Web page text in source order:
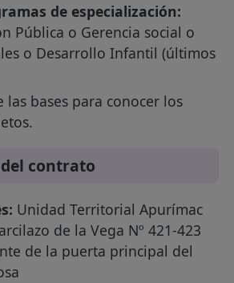
de especialización:
Pública o Gerencia social o
o Desarrollo Infantil (últimos
las bases para conocer los
contrato
Unidad Territorial Apurímac
de la Vega Nº 421-423
de la puerta principal del